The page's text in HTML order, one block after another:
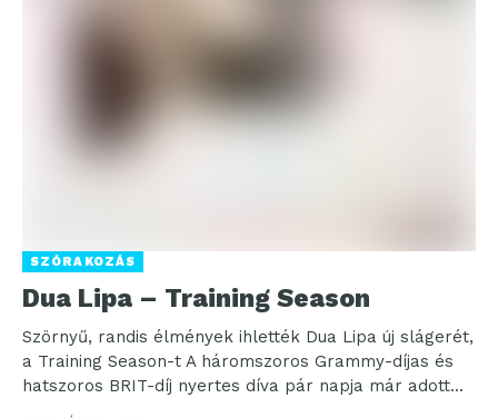
SZÓRAKOZÁS
Dua Lipa – Training Season
Szörnyű, randis élmények ihlették Dua Lipa új slágerét,
a Training Season-t A háromszoros Grammy-díjas és
hatszoros BRIT-díj nyertes díva pár napja már adott...